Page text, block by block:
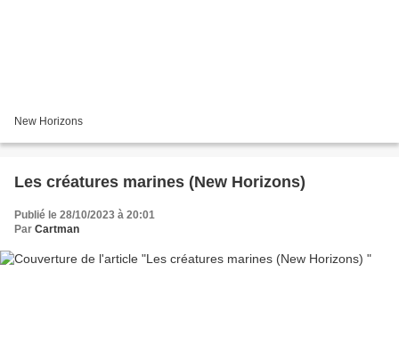
New Horizons
Les créatures marines (New Horizons)
Publié le 28/10/2023 à 20:01
Par Cartman